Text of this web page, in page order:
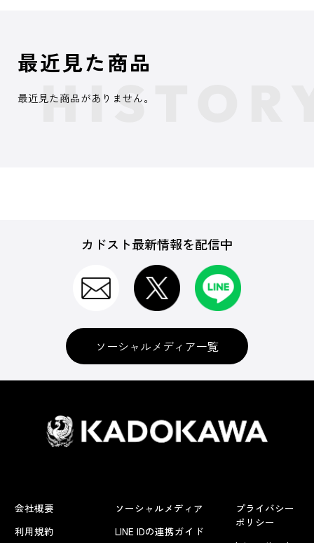
最近見た商品
最近見た商品がありません。
カドスト最新情報を配信中
ソーシャルメディア一覧
会社概要
利用規約
ソーシャルメディア
LINE IDの連携ガイド
プライバシー
ポリシー